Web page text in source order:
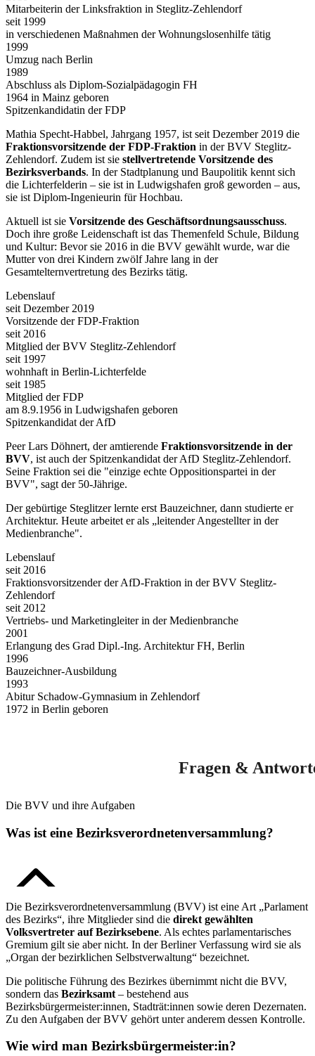
Mitarbeiterin der Linksfraktion in Steglitz-Zehlendorf
seit 1999
in verschiedenen Maßnahmen der Wohnungslosenhilfe tätig
1999
Umzug nach Berlin
1989
Abschluss als Diplom-Sozialpädagogin FH
1964 in Mainz geboren
Spitzenkandidatin der FDP
Mathia Specht-Habbel, Jahrgang 1957, ist seit Dezember 2019 die
Fraktionsvorsitzende der FDP-Fraktion in der BVV Steglitz-
Zehlendorf. Zudem ist sie stellvertretende Vorsitzende des
Bezirksverbands. In der Stadtplanung und Baupolitik kennt sich
die Lichterfelderin – sie ist in Ludwigshafen groß geworden – aus,
sie ist Diplom-Ingenieurin für Hochbau.
Aktuell ist sie Vorsitzende des Geschäftsordnungsausschuss.
Doch ihre große Leidenschaft ist das Themenfeld Schule, Bildung
und Kultur: Bevor sie 2016 in die BVV gewählt wurde, war die
Mutter von drei Kindern zwölf Jahre lang in der
Gesamtelternvertretung des Bezirks tätig.
Lebenslauf
seit Dezember 2019
Vorsitzende der FDP-Fraktion
seit 2016
Mitglied der BVV Steglitz-Zehlendorf
seit 1997
wohnhaft in Berlin-Lichterfelde
seit 1985
Mitglied der FDP
am 8.9.1956 in Ludwigshafen geboren
Spitzenkandidat der AfD
Peer Lars Döhnert, der amtierende Fraktionsvorsitzende in der
BVV, ist auch der Spitzenkandidat der AfD Steglitz-Zehlendorf.
Seine Fraktion sei die "einzige echte Oppositionspartei in der
BVV", sagt der 50-Jährige.
Der gebürtige Steglitzer lernte erst Bauzeichner, dann studierte er
Architektur. Heute arbeitet er als „leitender Angestellter in der
Medienbranche".
Lebenslauf
seit 2016
Fraktionsvorsitzender der AfD-Fraktion in der BVV Steglitz-
Zehlendorf
seit 2012
Vertriebs- und Marketingleiter in der Medienbranche
2001
Erlangung des Grad Dipl.-Ing. Architektur FH, Berlin
1996
Bauzeichner-Ausbildung
1993
Abitur Schadow-Gymnasium in Zehlendorf
1972 in Berlin geboren
Fragen &
Die BVV und ihre Aufgaben
Was ist eine Bezirks­verordneten­versammlung?
Die Bezirksverordnetenversammlung (BVV) ist eine Art „Parlament
des Bezirks“, ihre Mitglieder sind die direkt gewählten
Volksvertreter auf Bezirksebene. Als echtes parlamentarisches
Gremium gilt sie aber nicht. In der Berliner Verfassung wird sie als
„Organ der bezirklichen Selbstverwaltung“ bezeichnet.
Die politische Führung des Bezirkes übernimmt nicht die BVV,
sondern das Bezirksamt – bestehend aus
Bezirksbürgermeister:innen, Stadträt:innen sowie deren Dezernaten.
Zu den Aufgaben der BVV gehört unter anderem dessen Kontrolle.
Wie wird man Bezirksbürgermeister:in?